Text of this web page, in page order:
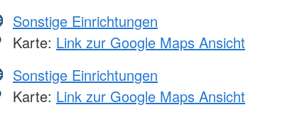
Sonstige Einrichtungen
Karte: Link zur Google Maps Ansicht
Sonstige Einrichtungen
Karte: Link zur Google Maps Ansicht